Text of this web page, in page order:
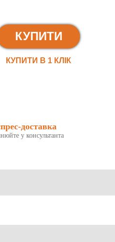
КУПИТИ
КУПИТИ В 1 КЛIК
доставка
у консультанта